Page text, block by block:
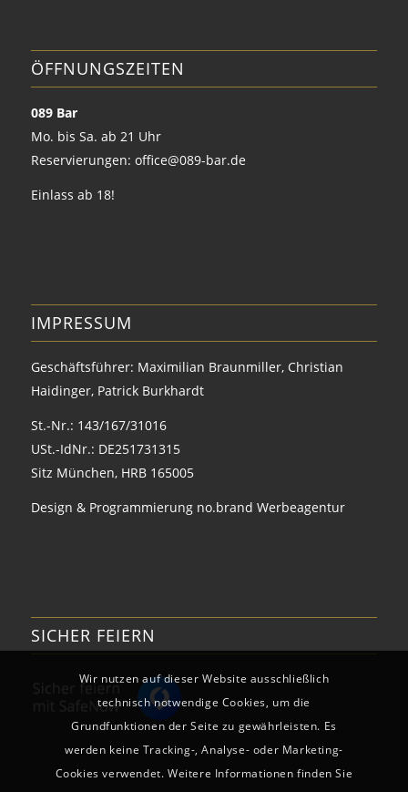
ÖFFNUNGSZEITEN
089 Bar
Mo. bis Sa. ab 21 Uhr
Reservierungen: office@089-bar.de
Einlass ab 18!
IMPRESSUM
Geschäftsführer: Maximilian Braunmiller, Christian
Haidinger, Patrick Burkhardt
St.-Nr.: 143/167/31016
USt.-IdNr.: DE251731315
Sitz München, HRB 165005
Design & Programmierung no.brand Werbeagentur
SICHER FEIERN
Wir nutzen auf dieser Website ausschließlich
technisch notwendige Cookies, um die
Grundfunktionen der Seite zu gewährleisten. Es
werden keine Tracking-, Analyse- oder Marketing-
Cookies verwendet. Weitere Informationen finden Sie